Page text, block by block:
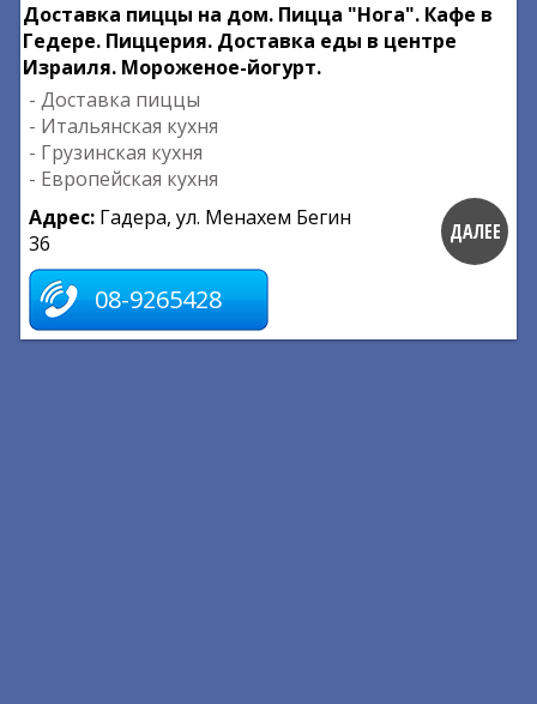
Доставка пиццы на дом. Пицца "Нога". Кафе в
Гедере. Пиццерия. Доставка еды в центре
Израиля. Мороженое-йогурт.
- Доставка пиццы
- Итальянская кухня
- Грузинская кухня
- Европейская кухня
Адрес: Гадера, ул. Менахем Бегин
36
08-9265428
ДАЛЕЕ